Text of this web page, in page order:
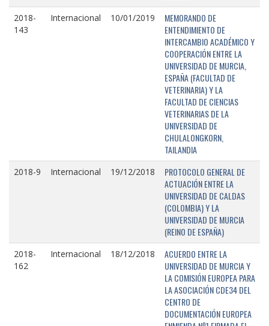
2018-
143
Internacional 10/01/2019
MEMORANDO DE
ENTENDIMIENTO DE
INTERCAMBIO ACADÉMICO Y
COOPERACIÓN ENTRE LA
UNIVERSIDAD DE MURCIA,
ESPAÑA (FACULTAD DE
VETERINARIA) Y LA
FACULTAD DE CIENCIAS
VETERINARIAS DE LA
UNIVERSIDAD DE
CHULALONGKORN,
TAILANDIA
2018-9 Internacional 19/12/2018
PROTOCOLO GENERAL DE
ACTUACIÓN ENTRE LA
UNIVERSIDAD DE CALDAS
(COLOMBIA) Y LA
UNIVERSIDAD DE MURCIA
(REINO DE ESPAÑA)
2018-
162
Internacional 18/12/2018
ACUERDO ENTRE LA
UNIVERSIDAD DE MURCIA Y
LA COMISIÓN EUROPEA PARA
LA ASOCIACIÓN CDE34 DEL
CENTRO DE
DOCUMENTACIÓN EUROPEA